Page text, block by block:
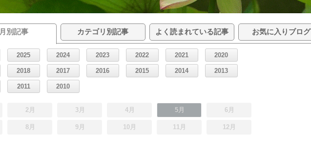
月別記事 カテゴリ別記事 よく読まれている記事 お気に入りブログ
2025 2024 2023 2022 2021 2020
2018 2017 2016 2015 2014 2013
2011 2010
2月 3月 4月 5月 6月
8月 9月 10月 11月 12月